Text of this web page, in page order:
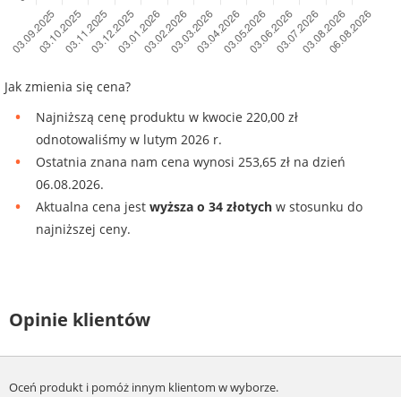
Jak zmienia się cena?
Najniższą cenę produktu w kwocie 220,00 zł
odnotowaliśmy w lutym 2026 r.
Ostatnia znana nam cena wynosi 253,65 zł na dzień
06.08.2026.
Aktualna cena jest wyższa o 34 złotych w stosunku do
najniższej ceny.
Opinie klientów
Oceń produkt i pomóż innym klientom w wyborze.